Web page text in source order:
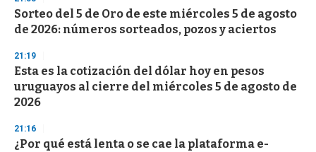
Sorteo del 5 de Oro de este miércoles 5 de agosto
de 2026: números sorteados, pozos y aciertos
21:19
Esta es la cotización del dólar hoy en pesos
uruguayos al cierre del miércoles 5 de agosto de
2026
21:16
¿Por qué está lenta o se cae la plataforma e-